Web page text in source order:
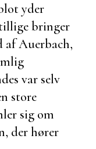
yder
bringer
afAuerbach,
var selv
store
sig om
der hører